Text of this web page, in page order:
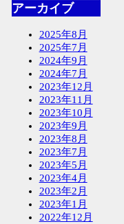
アーカイブ
2025年8月
2025年7月
2024年9月
2024年7月
2023年12月
2023年11月
2023年10月
2023年9月
2023年8月
2023年7月
2023年5月
2023年4月
2023年2月
2023年1月
2022年12月